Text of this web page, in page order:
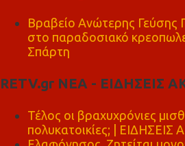
Βραβείο Ανώτερης
στο παραδοσιακό
Σπάρτη
RETV.gr ΝΕΑ - ΕΙΔΗΣΕΙΣ
Τέλος οι βραχυχρόνιες
πολυκατοικίες; |